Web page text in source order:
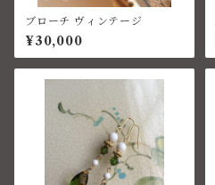
ブローチ ヴィンテージ
¥30,000